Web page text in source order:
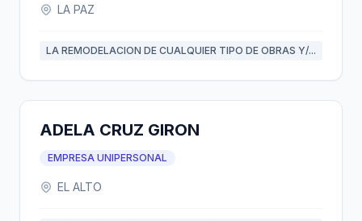
LA PAZ
LA REMODELACION DE CUALQUIER TIPO DE OBRAS Y/...
ADELA CRUZ GIRON
EMPRESA UNIPERSONAL
EL ALTO